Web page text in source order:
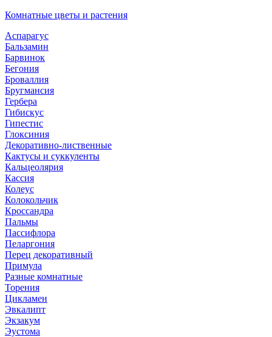
Комнатные цветы и растения
Аспарагус
Бальзамин
Барвинок
Бегония
Броваллия
Бругмансия
Гербера
Гибискус
Гипестис
Глоксиния
Декоративно-лиственные
Кактусы и суккуленты
Кальцеолярия
Кассия
Колеус
Колокольчик
Кроссандра
Пальмы
Пассифлора
Пеларгония
Перец декоративный
Примула
Разные комнатные
Торения
Цикламен
Эвкалипт
Экзакум
Эустома